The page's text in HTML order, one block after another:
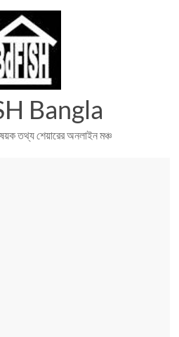
Bangla
তথ্য শেয়ারের অনলাইন মঞ্চ